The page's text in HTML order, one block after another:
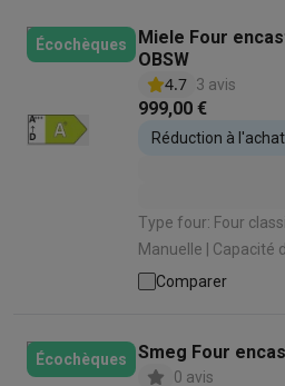
Écochèques
Miele Four
OBSW
4.7 3 avis
999,00 €
Réduction à
Type four: Four classique | Type de
Manuelle | Capacité du four: 76 L | Classe
énergétique: A+ | Type de cuisson: Air pulsé
Comparer
Écochèques Smeg Four
0 avis